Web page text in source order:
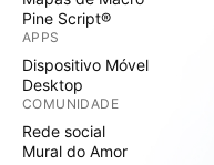
Pine Script®
APPS
Dispositivo Móvel
Desktop
COMUNIDADE
Rede social
Mural do Amor